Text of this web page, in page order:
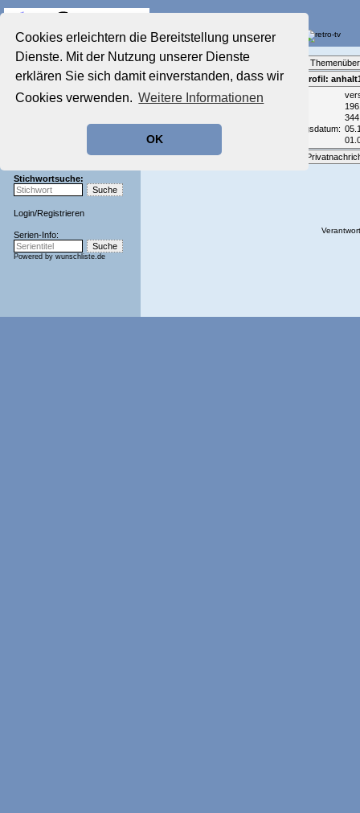
Cookies erleichtern die Bereitstellung unserer
Dienste. Mit der Nutzung unserer Dienste
erklären Sie sich damit einverstanden, dass wir
Cookies verwenden. Weitere Informationen
OK
Startseite
Aktuelles Forum
Film-Forum
Zeichentrick-Forum
Stichwortsuche:
Login/Registrieren
Serien-Info:
Powered by wunschliste.de
Teilnehmerprofil:
Email:
Geburtsjahr:
344
Registrierungsdatum: